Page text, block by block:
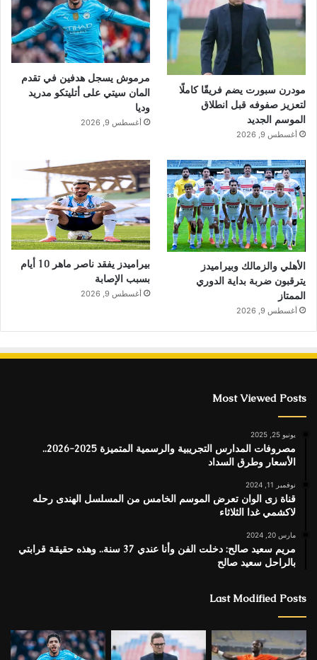
مودرن سبورت يضم فريقًا كاملًا
لتعزيز صفوفه قبل انطلاق
الموسم الجديد
أغسطس 9, 2026
مرموش يسجل هدفين في تقدم
المان سيتي على أتليتكو مدريد
وديا
أغسطس 9, 2026
الأهلي والزمالك وبيراميدز
يترقبون ضربة بداية الدوري
الممتاز
أغسطس 9, 2026
بيراميدز يفقد ناصر ماهر 10 أيام
بسبب الإصابة
أغسطس 9, 2026
Most Viewed Posts
يونيو 25, 2025
مصروفات المدارس التجريبية والرسمية المتميزة 2025-2026..
الأسعار وطرق السداد
نوفمبر 11, 2024
قناة زى الوان تعرض الموسم الخامس من المسلسل الهندى رحله
لاكشمي غدا الثلاثاء
مارس 20, 2024
مريم سعيد صالح: دخلت الفن وأنا عندي 37 سنة.. وهذه حقيقة قرابتي
بالراحل سعيد صالح
Last Modified Posts